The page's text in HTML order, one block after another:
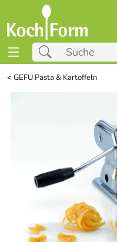
<GEFU Pasta & Kartoffeln